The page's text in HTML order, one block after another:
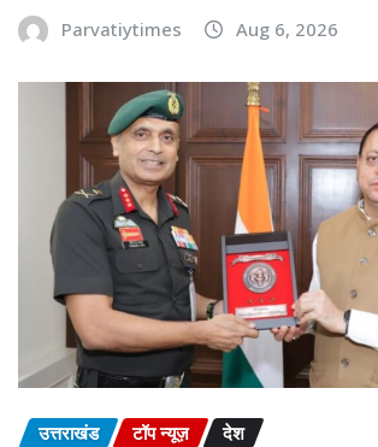
Parvatiytimes Aug 6, 2026
उत्तराखंड टॉप न्यूज़ देश